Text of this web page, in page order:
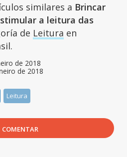
similares a Brincar
a leitura das
de Leitura en
de 2018
de 2018
Leitura
COMENTAR